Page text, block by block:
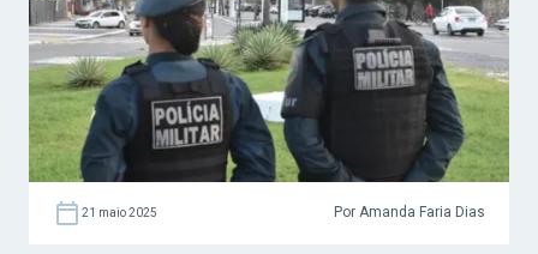
21 maio 2025 Por Amanda Faria Dias